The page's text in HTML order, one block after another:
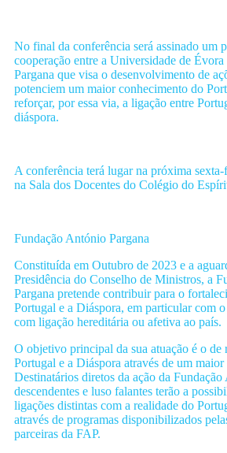
No final da conferência será assinado um
cooperação entre a Universidade de
Pargana que visa o desenvolvimento de
potenciem um maior conhecimento do
reforçar, por essa via, a ligação entre
diáspora.
A conferência terá lugar na próxima
na Sala dos Docentes do Colégio do
Fundação António Pargana
Constituída em Outubro de 2023 e a
Presidência do Conselho de Ministros, a
Pargana pretende contribuir para o
Portugal e a Diáspora, em particular com
com ligação hereditária ou afetiva ao país.
O objetivo principal da sua atuação é o de
Portugal e a Diáspora através de um
Destinatários diretos da ação da Fundação
descendentes e luso falantes terão a
ligações distintas com a realidade do
através de programas disponibilizados
parceiras da FAP.